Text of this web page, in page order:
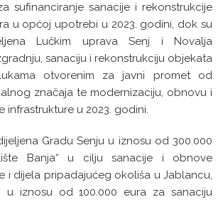
sufinanciranje sanacije i rekonstrukcije
u općoj upotrebi u 2023. godini, dok su
Lučkim uprava Senj i Novalja
sanaciju i rekonstrukciju objekata
otvorenim za javni promet od
značaja te modernizaciju, obnovu i
infrastrukture u 2023. godini.
Gradu Senju u iznosu od 300.000
Banja“ u cilju sanacije i obnove
i dijela pripadajućeg okoliša u Jablancu,
u iznosu od 100.000 eura za sanaciju